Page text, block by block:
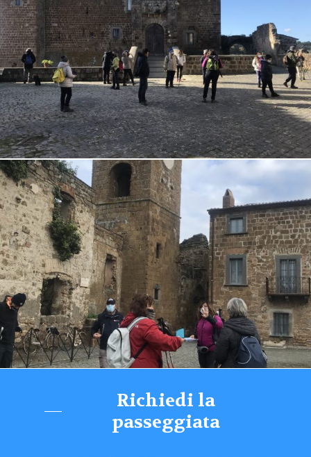
Richiedi la
passeggiata